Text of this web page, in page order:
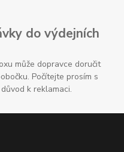
do výdejních
může dopravce doručit
Počítejte prosím s
k reklamaci.